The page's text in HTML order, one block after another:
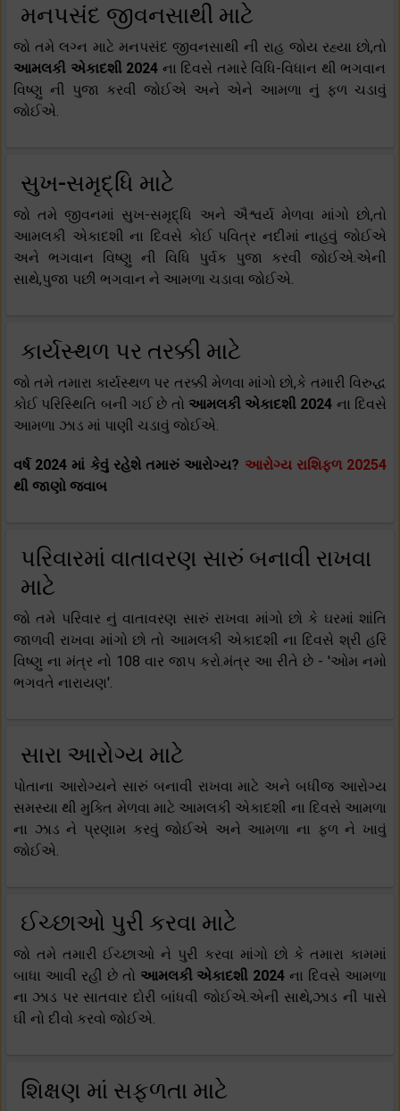
મનપસંદ જીવનસાથી માટે
જો તમે લગ્ન માટે મનપસંદ જીવનસાથી ની રાહ જોય રહ્યા છો,તો
આમલકી એકાદશી 2024 ના દિવસે તમારે વિધિ-વિધાન થી ભગવાન
વિષ્ણુ ની પુજા કરવી જોઈએ અને એને આમળા નું ફળ ચડાવું
જોઈએ.
સુખ-સમૃદ્ધિ માટે
જો તમે જીવનમાં સુખ-સમૃદ્ધિ અને ઐશ્વર્ય મેળવા માંગો છો,તો
આમલકી એકાદશી ના દિવસે કોઈ પવિત્ર નદીમાં નાહવું જોઈએ
અને ભગવાન વિષ્ણુ ની વિધિ પુર્વક પુજા કરવી જોઈએ.એની
સાથે,પુજા પછી ભગવાન ને આમળા ચડાવા જોઈએ.
કાર્યસ્થળ પર તરક્કી માટે
જો તમે તમારા કાર્યસ્થળ પર તરક્કી મેળવા માંગો છો,કે તમારી વિરુદ્ધ
કોઈ પરિસ્થિતિ બની ગઈ છે તો આમલકી એકાદશી 2024 ના દિવસે
આમળા ઝાડ માં પાણી ચડાવું જોઈએ.
વર્ષ 2024 માં કેવું રહેશે તમારું આરોગ્ય? આરોગ્ય રાશિફળ 20254
થી જાણો જવાબ
પરિવારમાં વાતાવરણ સારું બનાવી રાખવા
માટે
જો તમે પરિવાર નું વાતાવરણ સારું રાખવા માંગો છો કે ઘરમાં શાંતિ
જાળવી રાખવા માંગો છો તો આમલકી એકાદશી ના દિવસે શ્રી હરિ
વિષ્ણુ ના મંત્ર નો 108 વાર જાપ કરો.મંત્ર આ રીતે છે - 'ઓમ નમો
ભગવતે નારાયણ'.
સારા આરોગ્ય માટે
પોતાના આરોગ્યને સારું બનાવી રાખવા માટે અને બધીજ આરોગ્ય
સમસ્યા થી મુક્તિ મેળવા માટે આમલકી એકાદશી ના દિવસે આમળા
ના ઝાડ ને પ્રણામ કરવું જોઈએ અને આમળા ના ફળ ને ખાવું
જોઈએ.
ઈચ્છાઓ પુરી કરવા માટે
જો તમે તમારી ઈચ્છાઓ ને પુરી કરવા માંગો છો કે તમારા કામમાં
બાધા આવી રહી છે તો આમલકી એકાદશી 2024ના દિવસે આમળા
ના ઝાડ પર સાતવાર દોરી બાંધવી જોઈએ.એની સાથે,ઝાડ ની પાસે
ઘી નો દીવો કરવો જોઈએ.
શિક્ષણ માં સફળતા માટે